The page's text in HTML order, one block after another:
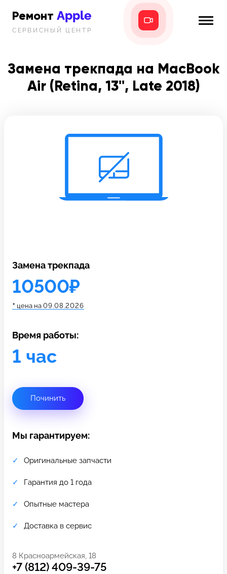
Ремонт Apple
СЕРВИСНЫЙ ЦЕНТР
iPad
MacBook
Новости
i-info
8 Красноармейская, 18
Связаться с нами
Замена трекпада на MacBook
Air (Retina, 13'', Late 2018)
Замена трекпада
10500₽
* цена на 09.08.2026
Время работы:
1 час
Починить
Мы гарантируем:
Оригинальные запчасти
Гарантия до 1 года
Опытные мастера
Доставка в сервис
8 Красноармейская, 18
+7 (812) 409-39-75